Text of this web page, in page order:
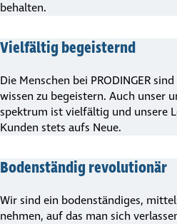
behalten.
Viel­fältig begeis­ternd
Die Menschen bei PRODINGER
wissen zu begeistern. Auch unser
spek­trum ist vielfältig und unsere
Kunden stets aufs Neue.
Boden­ständig revo­lu­tionär
Wir sind ein bodenständiges,
nehmen, auf das man sich